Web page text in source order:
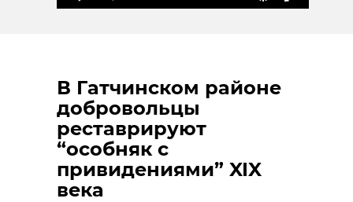
В Гатчинском районе
добровольцы
реставрируют
“особняк с
привидениями” XIX
века